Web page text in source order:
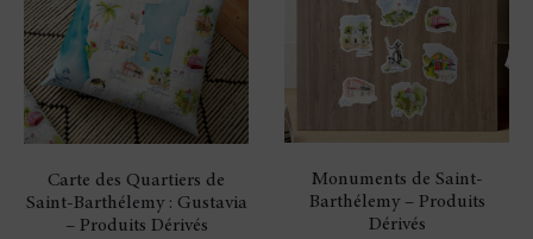
Carte des Quartiers de
Saint-Barthélemy : Gustavia
– Produits Dérivés
Monuments de Saint-
Barthélemy – Produits
Dérivés